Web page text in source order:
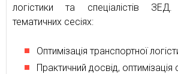
логістики та спеціалістів
тематичних сесіях:
Оптимізація транспортної
Практичний досвід, оптимізація